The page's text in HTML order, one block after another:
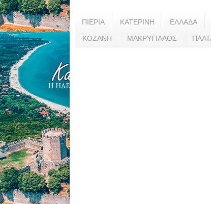
ΠΙΕΡΙΑ ΚΑΤΕΡΙΝΗ ΕΛΛΑΔΑ
ΚΟΖΑΝΗ ΜΑΚΡΥΓΙΑΛΟΣ